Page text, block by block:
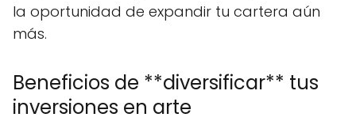
la oportunidad de expandir tu cartera aún
más.
Beneficios de **diversificar** tus
inversiones en arte